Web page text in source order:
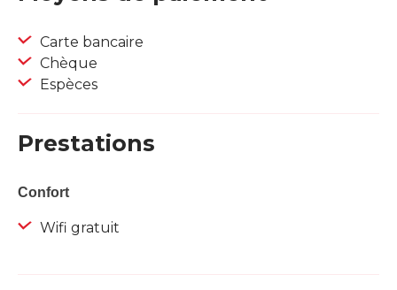
Carte bancaire
Chèque
Espèces
Prestations
Confort
Wifi gratuit